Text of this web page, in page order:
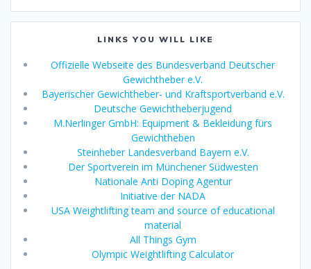
LINKS YOU WILL LIKE
Offizielle Webseite des Bundesverband Deutscher
Gewichtheber e.V.
Bayerischer Gewichtheber- und Kraftsportverband e.V.
Deutsche Gewichtheberjugend
M.Nerlinger GmbH: Equipment & Bekleidung fürs
Gewichtheben
Steinheber Landesverband Bayern e.V.
Der Sportverein im Münchener Südwesten
Nationale Anti Doping Agentur
Initiative der NADA
USA Weightlifting team and source of educational
material
All Things Gym
Olympic Weightlifting Calculator